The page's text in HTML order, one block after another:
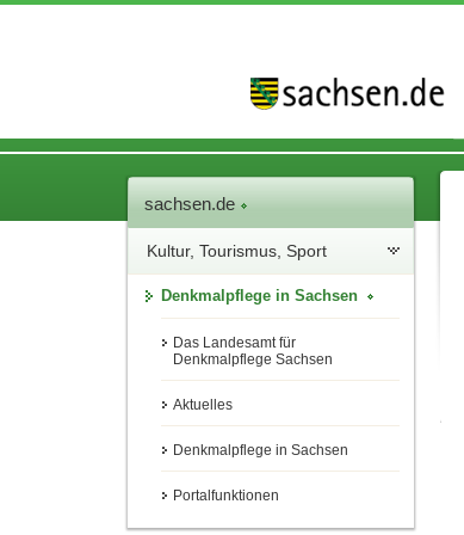
sachsen.de
Kultur, Tourismus, Sport
Denkmalpflege in Sachsen
Das Landesamt für
Denkmalpflege Sachsen
Aktuelles
Denkmalpflege in Sachsen
Portalfunktionen